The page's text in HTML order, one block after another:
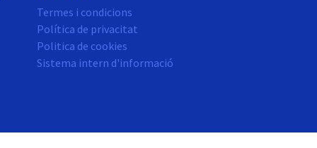
Termes i condicions
Política de privacitat
Politica de cookies
Sistema intern d'informació